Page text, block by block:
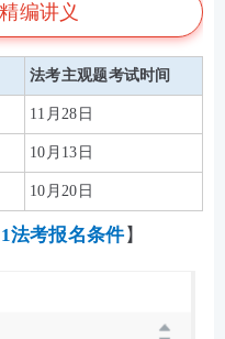
编讲义
法考主观题考试时间
11月28日
10月13日
10月20日
法考报名条件】